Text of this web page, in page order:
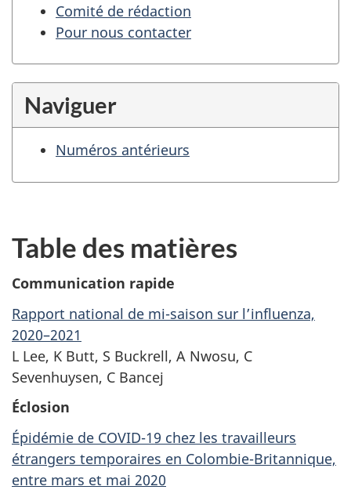
Comité de rédaction
Pour nous contacter
Naviguer
Numéros antérieurs
Table des matières
Communication rapide
Rapport national de mi-saison sur l’influenza,
2020–2021
L Lee, K Butt, S Buckrell, A Nwosu, C
Sevenhuysen, C Bancej
Éclosion
Épidémie de COVID-19 chez les travailleurs
étrangers temporaires en Colombie-Britannique,
entre mars et mai 2020